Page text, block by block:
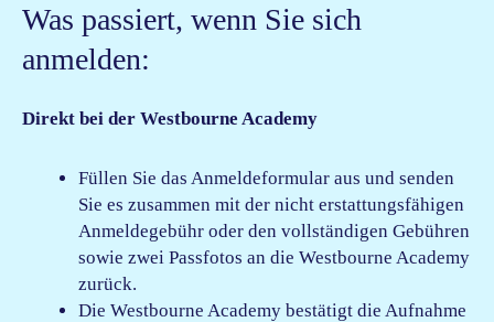
Was passiert, wenn Sie sich
anmelden:
Direkt bei der Westbourne Academy
Füllen Sie das Anmeldeformular aus und senden
Sie es zusammen mit der nicht erstattungsfähigen
Anmeldegebühr oder den vollständigen Gebühren
sowie zwei Passfotos an die Westbourne Academy
zurück.
Die Westbourne Academy bestätigt die Aufnahme